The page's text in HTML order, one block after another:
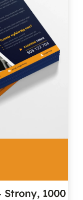
Strony, 1000